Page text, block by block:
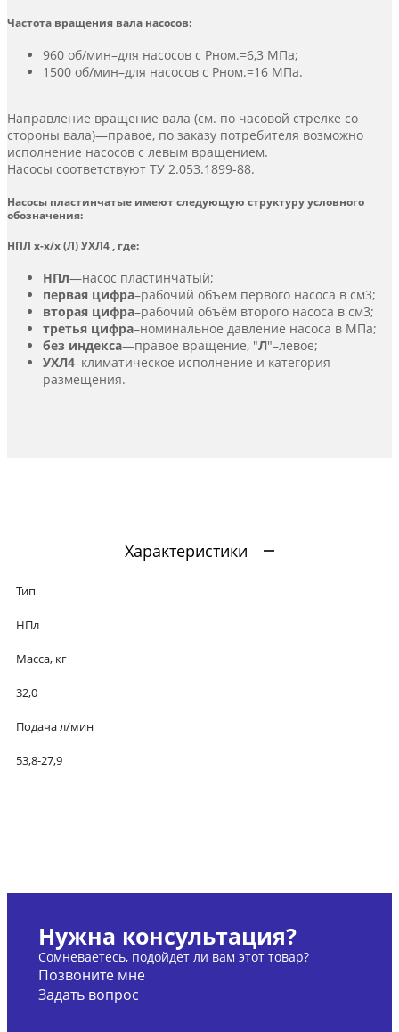
Частота вращения вала насосов:
960 об/мин–для насосов с Рном.=6,3 МПа;
1500 об/мин–для насосов с Рном.=16 МПа.
Направление вращение вала (см. по часовой стрелке со
стороны вала)—правое, по заказу потребителя возможно
исполнение насосов с левым вращением.
Насосы соответствуют ТУ 2.053.1899-88.
Насосы пластинчатые имеют следующую структуру условного
обозначения:
НПЛ х-х/х (Л) УХЛ4 , где:
НПл—насос пластинчатый;
первая цифра–рабочий объём первого насоса в см3;
вторая цифра–рабочий объём второго насоса в см3;
третья цифра–номинальное давление насоса в МПа;
без индекса—правое вращение, "Л"–левое;
УХЛ4–климатическое исполнение и категория
размещения.
Характеристики
Тип
НПл
Масса, кг
32,0
Подача л/мин
53,8-27,9
Нужна консультация?
Сомневаетесь, подойдет ли вам этот товар?
Позвоните мне
Задать вопрос